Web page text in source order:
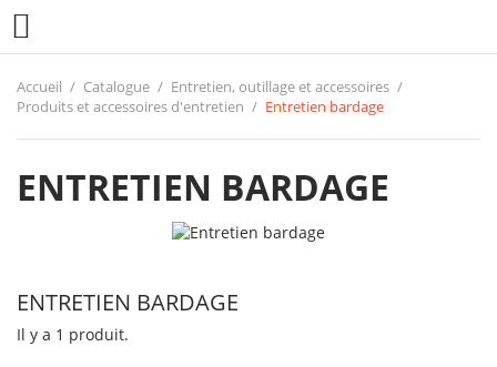

Accueil Catalogue
Entretien, outillage et accessoires
Produits et accessoires d'entretien
Entretien bardage
ENTRETIEN BARDAGE
ENTRETIEN BARDAGE
Il y a 1 produit.